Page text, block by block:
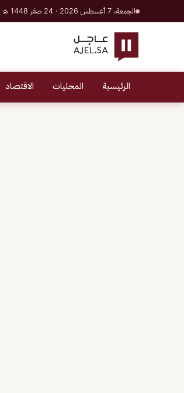
الجمعة، 7 أغسطس 2026 · 24 صفر 1448 هـ
الرئيسية المحليات الاقتصاد